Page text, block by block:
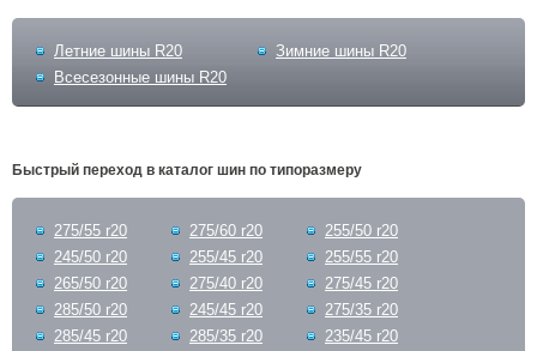
Летние шины R20
Зимние шины R20
Всесезонные шины R20
Быстрый переход в каталог шин по типоразмеру
275/55 r20 275/60 r20
255/50 r20
245/50 r20
255/45 r20
255/55 r20
265/50 r20
275/40 r20
275/45 r20
285/50 r20
245/45 r20
275/35 r20
285/45 r20
285/35 r20
235/45 r20